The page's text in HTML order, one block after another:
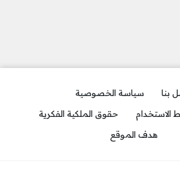
بنا
سياسة الخصوصية
الاستخدام
حقوق الملكية الفكرية
هدف الموقع